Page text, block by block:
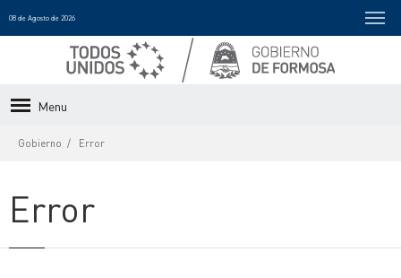
08 de Agosto de 2026
Menu
Gobierno Error
Error